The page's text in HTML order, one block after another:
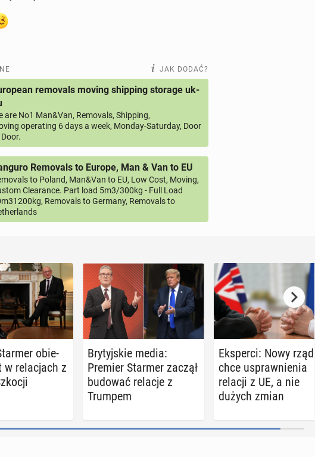
JAK DODAĆ?
removals moving shipping storage uk-
are No1 Man&Van, Removals, Shipping,
operating 6 days a week, Monday-Saturday, Door
Removals to Europe, Man & Van to EU
to Poland, Man&Van to EU, Low Cost, Moving,
Clearance. Part load 5m3/300kg - Full Load
Removals to Germany, Removals to
obie­
w re­la­cjach z
Bry­tyj­skie media:
Premier Starmer zaczął
budować relacje z
Trumpem
Eks­per­ci: Nowy
chce uspraw­nie­nia
relacji z UE, a nie
dużych zmian